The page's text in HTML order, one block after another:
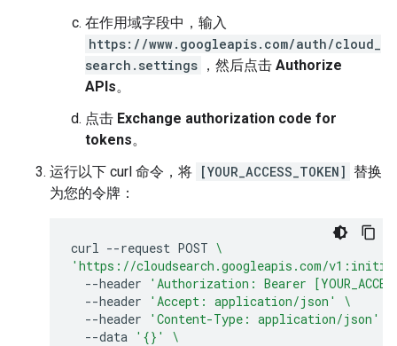
在作用域字段中，输入
https://www.googleapis.com/auth/cloud_
search.settings ，然后点击 Authorize
APIs。
点击 Exchange authorization code for
tokens。
运行以下 curl 命令，将 [YOUR_ACCESS_TOKEN] 替换
为您的令牌：
curl --request POST \
'https://cloudsearch.googleapis.com/
--header
'Authorization: Bearer
--header
'Accept: application/json'
\
--header
'Content-Type: application/json'
--data '{}'
\